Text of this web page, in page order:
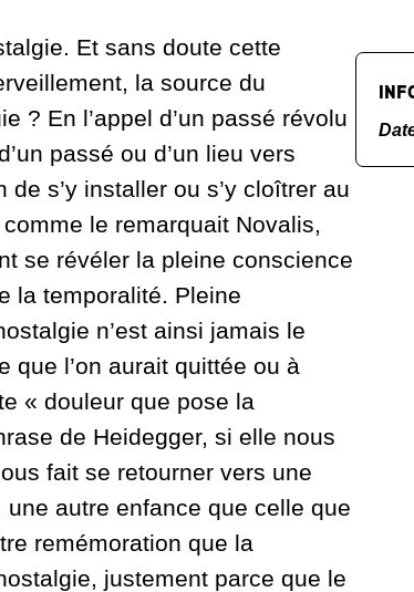
Et sans doute cette
la source du
? En l’appel d’un passé révolu
passé ou d’un lieu vers
de s’y installer ou s’y cloîtrer au
le remarquait Novalis,
se révéler la pleine conscience
la temporalité. Pleine
n’est ainsi jamais le
que l’on aurait quittée ou à
« douleur que pose la
de Heidegger, si elle nous
fait se retourner vers une
autre enfance que celle que
remémoration que la
justement parce que le